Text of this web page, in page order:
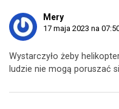
Mery
17 maja 2023 na
Wystarczyło żeby
ludzie nie mogą poruszać